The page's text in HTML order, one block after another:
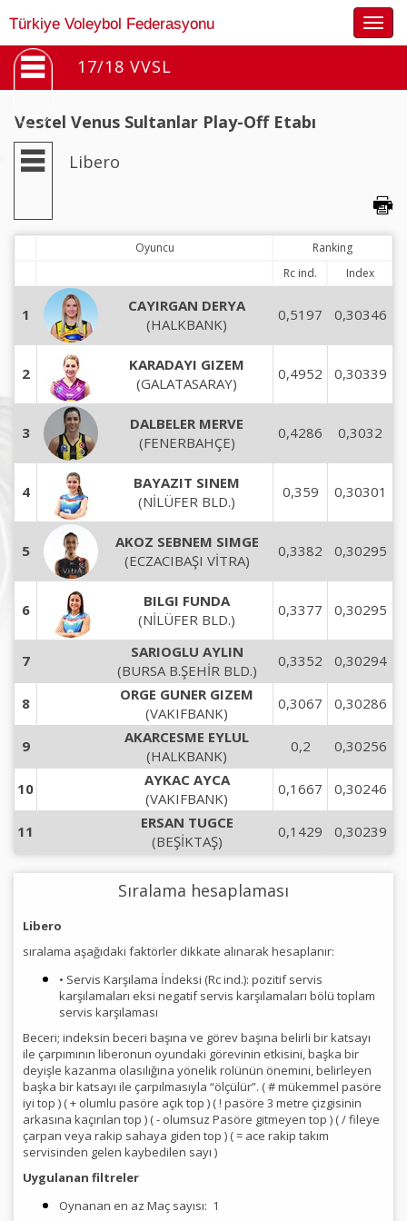
Türkiye Voleybol Federasyonu
17/18 VVSL
Vestel Venus Sultanlar Play-Off Etabı
Libero
Oyuncu
Ranking
Rc ind.
Index
1
CAYIRGAN DERYA
(HALKBANK)
0,5197 0,30346
2
KARADAYI GIZEM
(GALATASARAY)
0,4952 0,30339
3
DALBELER MERVE
(FENERBAHÇE)
0,4286 0,3032
4
BAYAZIT SINEM
(NİLÜFER BLD.)
0,359 0,30301
5
AKOZ SEBNEM SIMGE
(ECZACIBAŞI VİTRA)
0,3382 0,30295
6
BILGI FUNDA
(NİLÜFER BLD.)
0,3377 0,30295
7
SARIOGLU AYLIN
(BURSA B.ŞEHİR BLD.)
0,3352 0,30294
8
ORGE GUNER GIZEM
(VAKIFBANK)
0,3067 0,30286
9
AKARCESME EYLUL
(HALKBANK)
0,2 0,30256
10
AYKAC AYCA
(VAKIFBANK)
0,1667 0,30246
11
ERSAN TUGCE
(BEŞİKTAŞ)
0,1429 0,30239
Sıralama hesaplaması
Libero
sıralama aşağıdaki faktörler dikkate alınarak hesaplanır:
• Servis Karşılama İndeksi (Rc ind.): pozitif servis
karşılamaları eksi negatif servis karşılamaları bölü toplam
servis karşılaması
Beceri; indeksin beceri başına ve görev başına belirli bir katsayı
ile çarpımının liberonun oyundaki görevinin etkisini, başka bir
deyişle kazanma olasılığına yönelik rolünün önemini, belirleyen
başka bir katsayı ile çarpılmasıyla “ölçülür”. ( # mükemmel pasöre
iyi top ) ( + olumlu pasöre açık top ) ( ! pasöre 3 metre çizgisinin
arkasına kaçırılan top ) ( - olumsuz Pasöre gitmeyen top ) ( / fileye
çarpan veya rakip sahaya giden top ) ( = ace rakip takım
servisinden gelen kaybedilen sayı )
Uygulanan filtreler
Oynanan en az Maç sayısı: 1